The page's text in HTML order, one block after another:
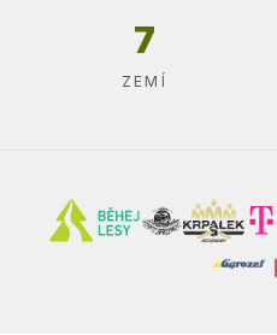
7
ZEMÍ